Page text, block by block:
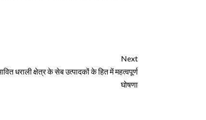
Next
धराली क्षेत्र के सेब उत्पादकों के हित में महत्वपूर्ण
घोषणा